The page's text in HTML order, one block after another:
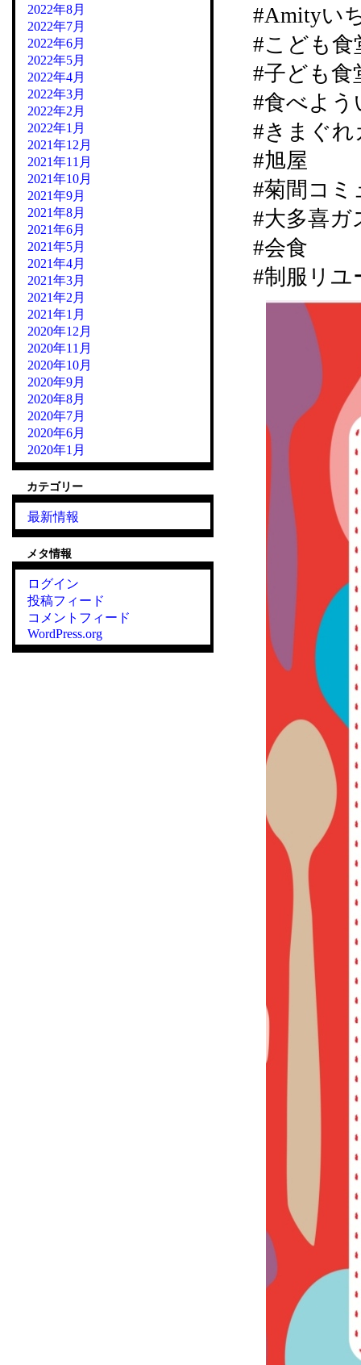
#Amityい
#こども食
#子ども食
#食べよう
#きまぐれ
#旭屋
#菊間コ
#大多喜ガ
#会食
#制服リユ
2022年8月
2022年7月
2022年6月
2022年5月
2022年4月
2022年3月
2022年2月
2022年1月
2021年12月
2021年11月
2021年10月
2021年9月
2021年8月
2021年6月
2021年5月
2021年4月
2021年3月
2021年2月
2021年1月
2020年12月
2020年11月
2020年10月
2020年9月
2020年8月
2020年7月
2020年6月
2020年1月
カテゴリー
最新情報
メタ情報
ログイン
投稿フィード
コメントフィード
WordPress.org